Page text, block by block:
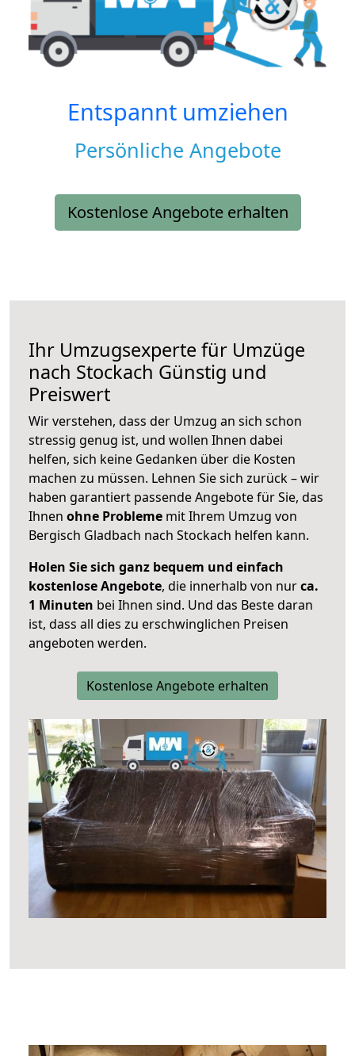
Entspannt umziehen
Persönliche Angebote
Kostenlose Angebote erhalten
Ihr Umzugsexperte für Umzüge
nach Stockach Günstig und
Preiswert
Wir verstehen, dass der Umzug an sich schon
stressig genug ist, und wollen Ihnen dabei
helfen, sich keine Gedanken über die Kosten
machen zu müssen. Lehnen Sie sich zurück – wir
haben garantiert passende Angebote für Sie, das
Ihnen ohne Probleme mit Ihrem Umzug von
Bergisch Gladbach nach Stockach helfen kann.
Holen Sie sich ganz bequem und einfach
kostenlose Angebote, die innerhalb von nurca.
1 Minuten bei Ihnen sind. Und das Beste daran
ist, dass all dies zu erschwinglichen Preisen
angeboten werden.
Kostenlose Angebote erhalten